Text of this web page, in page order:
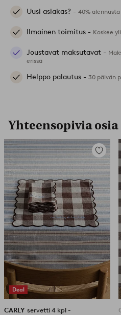
Uusi asiakas? - 40%
Ilmainen toimitus - Koskee
Joustavat maksutavat -
erissä
Helppo palautus - 30 päivän
Yhteensopivia osia
Deal
Lisää
CARLY servetti 4 kpl -